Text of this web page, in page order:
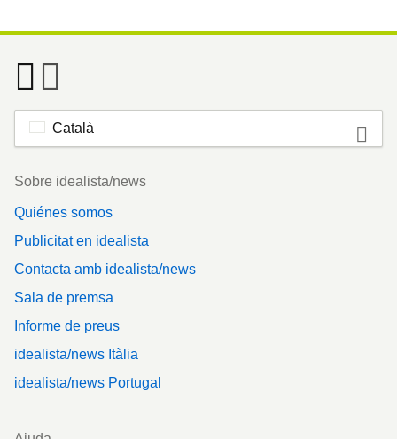
Català
Footer
Sobre idealista/news
Quiénes somos
Publicitat en idealista
Contacta amb idealista/news
Sala de premsa
Informe de preus
idealista/news Itàlia
idealista/news Portugal